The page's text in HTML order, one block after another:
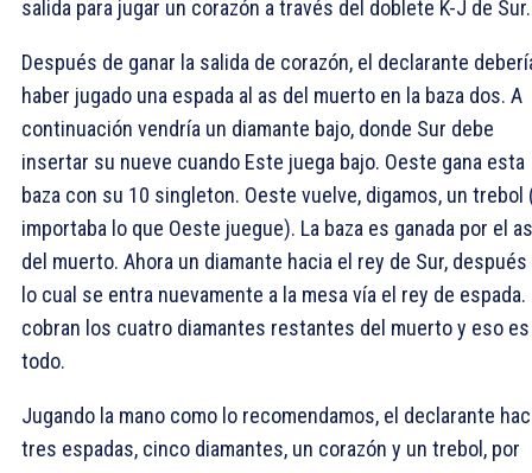
salida para jugar un corazón a través del doblete K-J de Sur.
Después de ganar la salida de corazón, el declarante
haber jugado una espada al as del muerto en la baza dos. A
continuación vendría un diamante bajo, donde Sur debe
insertar su nueve cuando Este juega bajo. Oeste gana esta
baza con su 10 singleton. Oeste vuelve, digamos, un trebol
importaba lo que Oeste juegue). La baza es ganada por el as
del muerto. Ahora un diamante hacia el rey de Sur, después
lo cual se entra nuevamente a la mesa vía el rey de espada.
cobran los cuatro diamantes restantes del muerto y eso es
todo.
Jugando la mano como lo recomendamos, el declarante
tres espadas, cinco diamantes, un corazón y un trebol, por